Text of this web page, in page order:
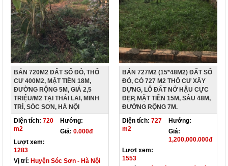
BÁN 720M2 ĐẤT SỔ ĐỎ, THỔ
CƯ 400M2, MẶT TIỀN 18M,
ĐƯỜNG RỘNG 5M, GIÁ 2,5
TRIỆU/M2 TẠI THÁI LAI, MINH
TRÍ, SÓC SƠN, HÀ NỘI
Diện tích: 720
m2
Hướng:
Giá: 0.000đ
Lượt xem:
1283
Vị trí: Huyện Sóc Sơn - Hà Nội
BÁN 727M2 (15*48M2) ĐẤT SỔ
ĐỎ, CÓ 727 M2 THỔ CƯ XÂY
DỰNG, LÔ ĐẤT NỞ HẬU CỰC
ĐẸP, MẶT TIỀN 15M, SÂU 48M,
ĐƯỜNG RỘNG 7M.
Diện tích: 727
m2
Hướng:
Giá:
1,200,000.000đ
Lượt xem:
1553